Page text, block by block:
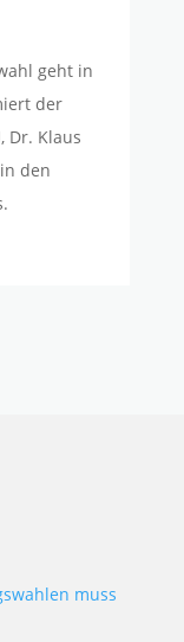
geht in
der
Dr. Klaus
den